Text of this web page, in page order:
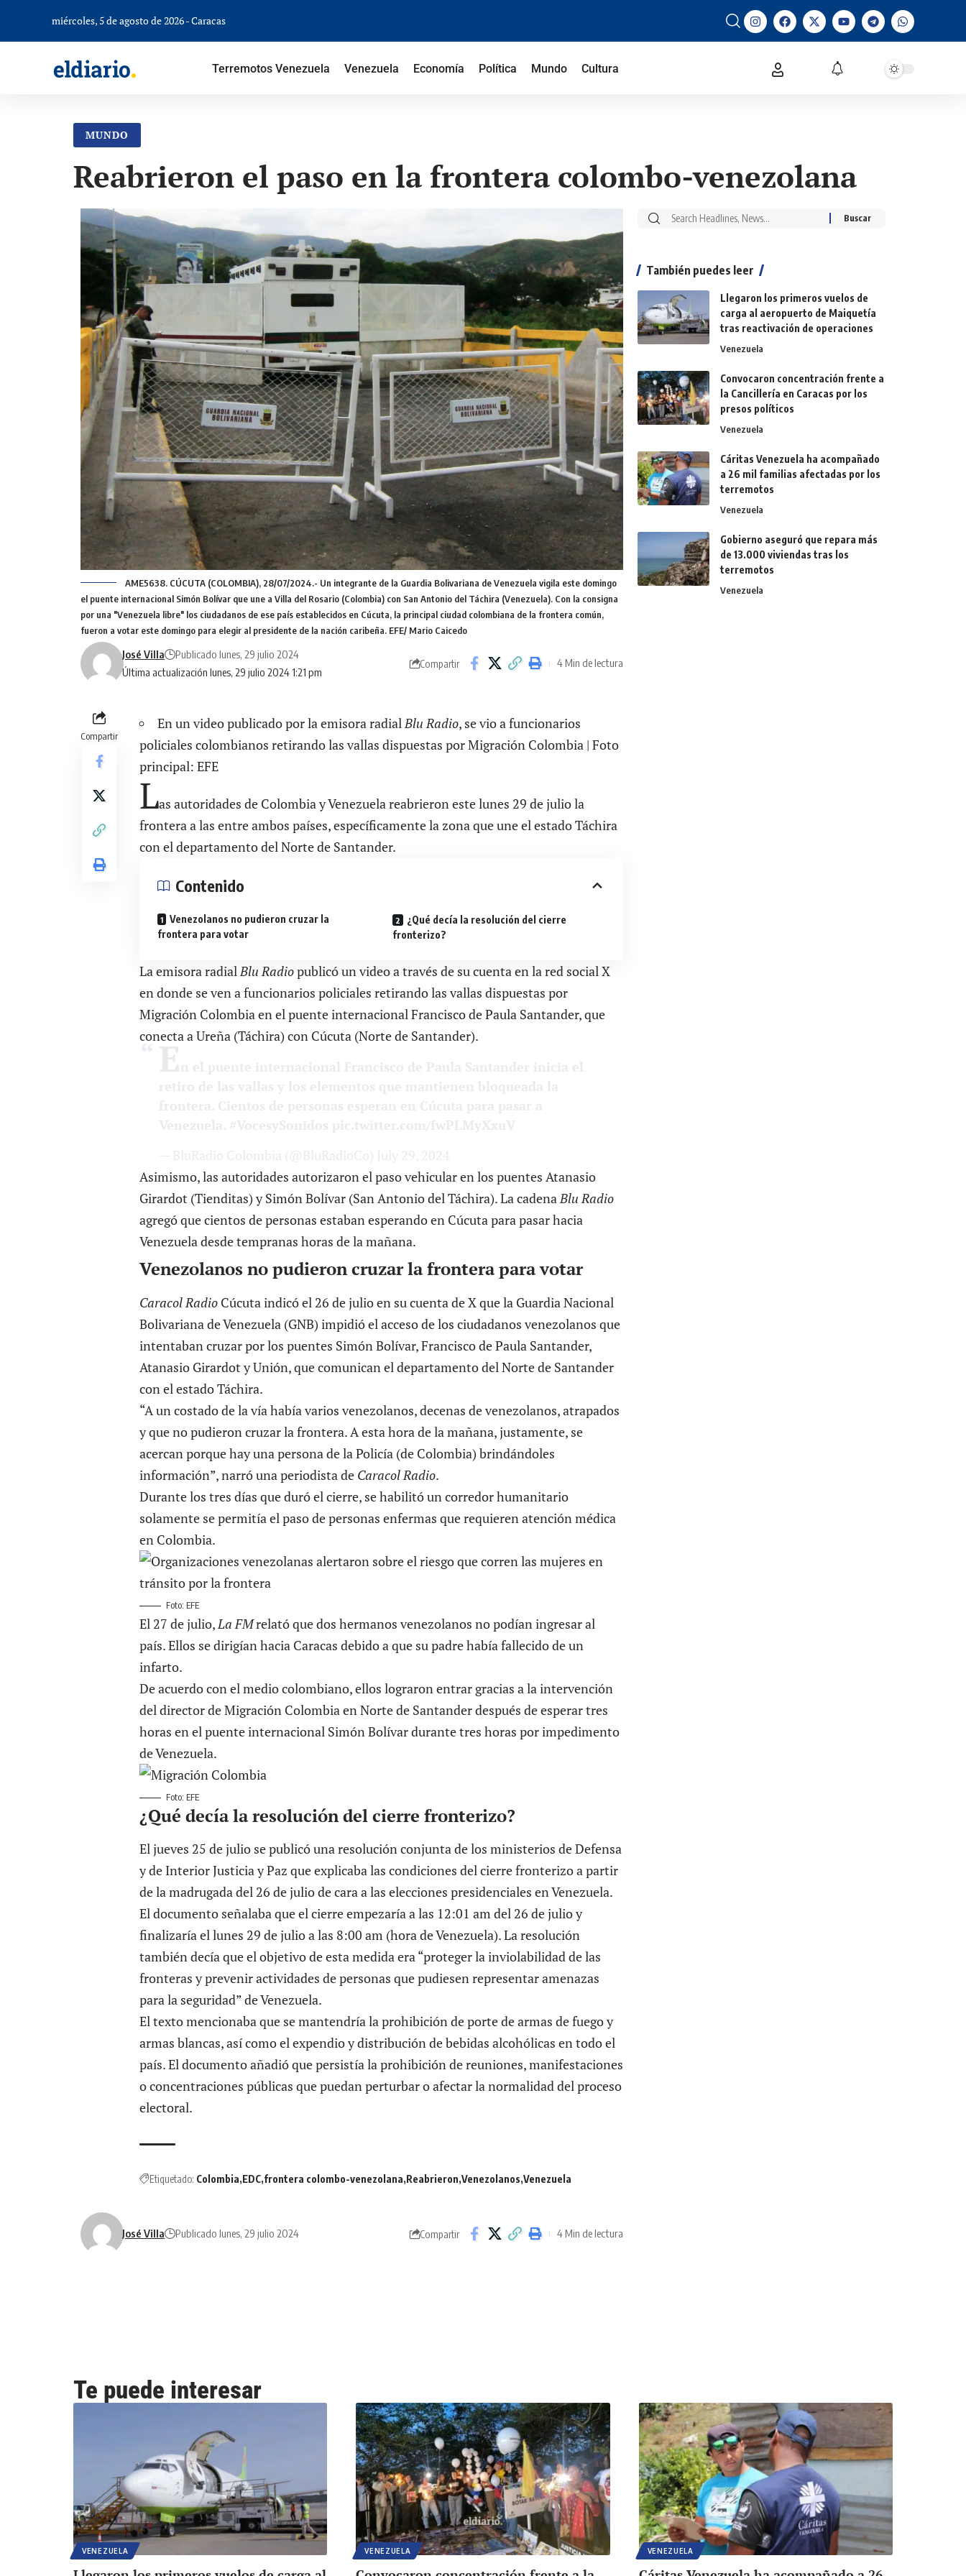
miércoles, 5 de agosto de 2026 - Caracas
Terremotos Venezuela Venezuela Economía Política Mundo Cultura
MUNDO
Reabrieron el paso en la frontera colombo-venezolana
AME5638. CÚCUTA (COLOMBIA), 28/07/2024.- Un integrante de la Guardia Bolivariana de Venezuela vigila este domingo
el puente internacional Simón Bolívar que une a Villa del Rosario (Colombia) con San Antonio del Táchira (Venezuela). Con la consigna
por una "Venezuela libre" los ciudadanos de ese país establecidos en Cúcuta, la principal ciudad colombiana de la frontera común,
fueron a votar este domingo para elegir al presidente de la nación caribeña. EFE/ Mario Caicedo
Última actualización lunes, 29 julio 2024 1:21 pm
José Villa Publicado lunes, 29 julio 2024
Compartir 4 Min de lectura
Compartir
En un video publicado por la emisora radialBlu Radio, se vio a funcionarios
policiales colombianos retirando las vallas dispuestas por Migración Colombia | Foto
principal: EFE
Las autoridades de Colombia y Venezuela reabrieron este lunes 29 de julio la
frontera a las entre ambos países, específicamente la zona que une el estado Táchira
con el departamento del Norte de Santander.
Contenido
Venezolanos no pudieron cruzar la
frontera para votar
¿Qué decía la resolución del cierre
fronterizo?
La emisora radialBlu Radiopublicó un video a través de su cuenta en la red social X
en donde se ven a funcionarios policiales retirando las vallas dispuestas por
Migración Colombia en el puente internacional Francisco de Paula Santander, que
conecta a Ureña (Táchira) con Cúcuta (Norte de Santander).
Asimismo, las autoridades autorizaron el paso vehicular en los puentes Atanasio
Girardot (Tienditas) y Simón Bolívar (San Antonio del Táchira). La cadenaBlu Radio
agregó que cientos de personas estaban esperando en Cúcuta para pasar hacia
Venezuela desde tempranas horas de la mañana.
Venezolanos no pudieron cruzar la frontera para votar
Caracol Radio Cúcuta indicó el 26 de julio en su cuenta de X que la Guardia Nacional
Bolivariana de Venezuela (GNB) impidió el acceso de los ciudadanos venezolanos que
intentaban cruzar por los puentes Simón Bolívar, Francisco de Paula Santander,
Atanasio Girardot y Unión, que comunican el departamento del Norte de Santander
con el estado Táchira.
“A un costado de la vía había varios venezolanos, decenas de venezolanos, atrapados
y que no pudieron cruzar la frontera. A esta hora de la mañana, justamente, se
acercan porque hay una persona de la Policía (de Colombia) brindándoles
información”, narró una periodista de Caracol Radio.
Durante los tres días que duró el cierre, se habilitó un corredor humanitario
solamente se permitía el paso de personas enfermas que requieren atención médica
en Colombia.
Foto: EFE
El 27 de julio, La FMrelató que dos hermanos venezolanos no podían ingresar al
país. Ellos se dirigían hacia Caracas debido a que su padre había fallecido de un
infarto.
De acuerdo con el medio colombiano, ellos lograron entrar gracias a la intervención
del director de Migración Colombia en Norte de Santander después de esperar tres
horas en el puente internacional Simón Bolívar durante tres horas por impedimento
de Venezuela.
Foto: EFE
¿Qué decía la resolución del cierre fronterizo?
El jueves 25 de julio se publicó una resolución conjunta de los ministerios de Defensa
y de Interior Justicia y Paz que explicaba las condiciones del cierre fronterizo a partir
de la madrugada del 26 de julio de cara a las elecciones presidenciales en Venezuela.
El documento señalaba que el cierre empezaría a las 12:01 am del 26 de julio y
finalizaría el lunes 29 de julio a las 8:00 am (hora de Venezuela). La resolución
también decía que el objetivo de esta medida era “proteger la inviolabilidad de las
fronteras y prevenir actividades de personas que pudiesen representar amenazas
para la seguridad” de Venezuela.
El texto mencionaba que se mantendría la prohibición de porte de armas de fuego y
armas blancas, así como el expendio y distribución de bebidas alcohólicas en todo el
país. El documento añadió que persistía la prohibición de reuniones, manifestaciones
o concentraciones públicas que puedan perturbar o afectar la normalidad del proceso
electoral.
Etiquetado: Colombia EDC frontera colombo-venezolana Reabrieron Venezolanos Venezuela
José Villa Publicado lunes, 29 julio 2024 Compartir 4 Min de lectura
También puedes leer
Llegaron los primeros vuelos de
carga al aeropuerto de Maiquetía
tras reactivación de operaciones
Venezuela
Convocaron concentración frente a
la Cancillería en Caracas por los
presos políticos
Venezuela
Cáritas Venezuela ha acompañado
a 26 mil familias afectadas por los
terremotos
Venezuela
Gobierno aseguró que repara más
de 13.000 viviendas tras los
terremotos
Venezuela
Te puede interesar
VENEZUELA VENEZUELA VENEZUELA